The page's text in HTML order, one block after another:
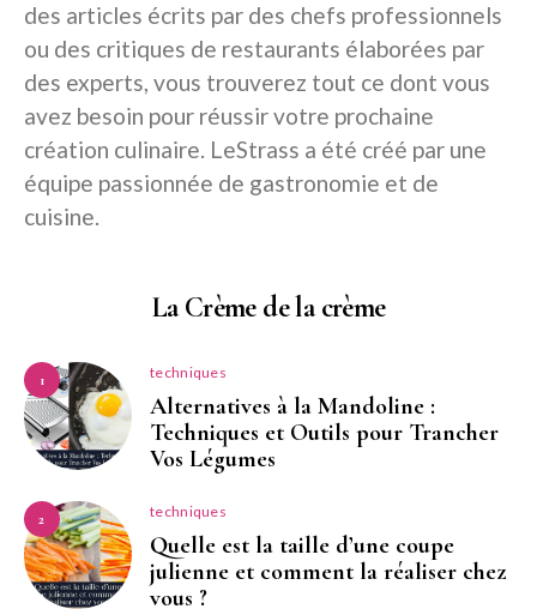
des articles écrits par des chefs professionnels
ou des critiques de restaurants élaborées par
des experts, vous trouverez tout ce dont vous
avez besoin pour réussir votre prochaine
création culinaire. LeStrass a été créé par une
équipe passionnée de gastronomie et de
cuisine.
La Crème de la crème
1 techniques
Alternatives à la Mandoline :
Techniques et Outils pour Trancher
Vos Légumes
2 techniques
Quelle est la taille d’une coupe
julienne et comment la réaliser chez
vous ?